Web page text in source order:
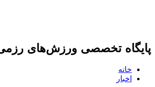
پایگاه تخصصی ورزش‌های
خانه
اخبار